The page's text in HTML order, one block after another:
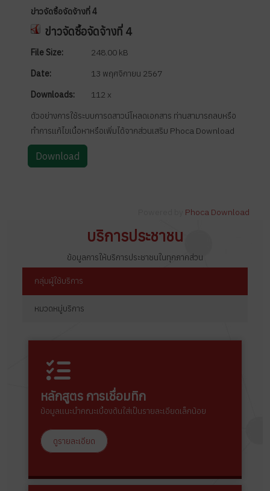
ข่าวจัดซื้อจัดจ้างที่ 4
ข่าวจัดซื้อจัดจ้างที่ 4
File Size:
248.00 kB
Date:
13 พฤศจิกายน 2567
Downloads:
112 x
ตัวอย่างการใช้ระบบการดสาวน์โหลดเอกสาร ท่านสามารถลบหรือ
ทำการแก้ไขเนื้อหาหรือเพิ่มได้จากส่วนเสริม Phoca Download
Phoca Download
บริการประชาชน
ข้อมูลการให้บริการประชาชนในทุกภาคส่วน
กลุ่มผู้ใช้บริการ
หมวดหมู่บริการ
หลักสูตร การเชื่อมทิก
ข้อมูลแนะนำคณะเบื้องต้นใส่เป็นรายละเอียดเล็กน้อย
ดูรายละเอียด